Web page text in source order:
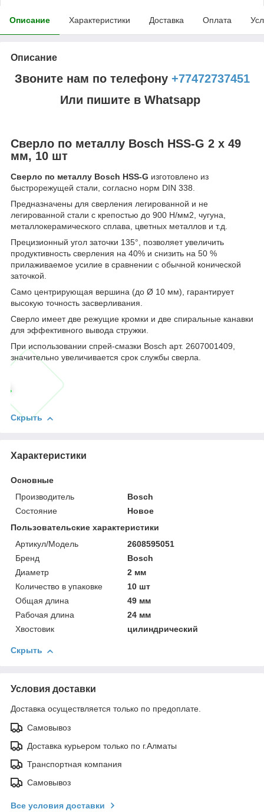
Описание Характеристики Доставка Оплата
Описание
Звоните нам по телефону +77472737451
Или пишите в Whatsapp
Сверло по металлу Bosch HSS-G 2 x 49
мм, 10 шт
Сверло по металлу Bosch HSS-G изготовлено из
быстрорежущей стали, согласно норм DIN 338.
Предназначены для сверления легированной и не
легированной стали с крепостью до 900 Н/мм2, чугуна,
металлокерамического сплава, цветных металлов и т.д.
Прецизионный угол заточки 135°, позволяет увеличить
продуктивность сверления на 40% и снизить на 50 %
прилаживаемое усилие в сравнении с обычной конической
заточкой.
Само центрирующая вершина (до Ø 10 мм), гарантирует
высокую точность засверливания.
Сверло имеет две режущие кромки и две спиральные канавки
для эффективного вывода стружки.
При использовании спрей-смазки Bosch арт. 2607001409,
значительно увеличивается срок службы сверла.
Скрыть
Характеристики
Основные
Производитель
Bosch
Состояние
Новое
Пользовательские характеристики
Артикул/Модель
2608595051
Бренд
Bosch
Диаметр
2 мм
Количество в упаковке
10 шт
Общая длина
49 мм
Рабочая длина
24 мм
Хвостовик
цилиндрический
Скрыть
Условия доставки
Доставка осуществляется только по предоплате.
Самовывоз
Доставка курьером только по г.Алматы
Транспортная компания
Самовывоз
Все условия доставки